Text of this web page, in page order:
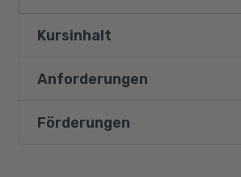
Kursinhalt
UI-Grundlagen
SubD Modeling
Anforderungen
Vorausgesetzt werden gute
Förderungen